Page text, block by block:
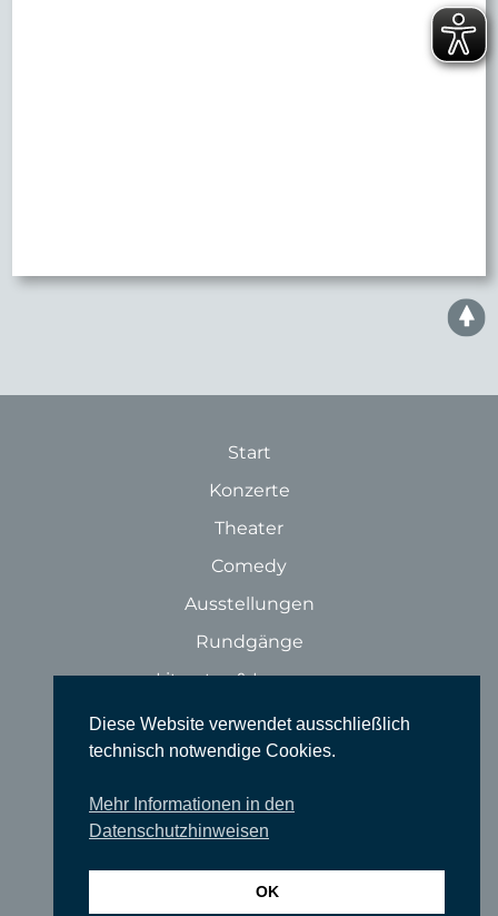
Start
Konzerte
Theater
Comedy
Ausstellungen
Rundgänge
Literatur & Lesungen
Filme
Tanz
Sonstige Veranstaltungen
Locations
Wir über uns
Diese Website verwendet ausschließlich
technisch notwendige Cookies.
Mehr Informationen in den
Datenschutzhinweisen
OK